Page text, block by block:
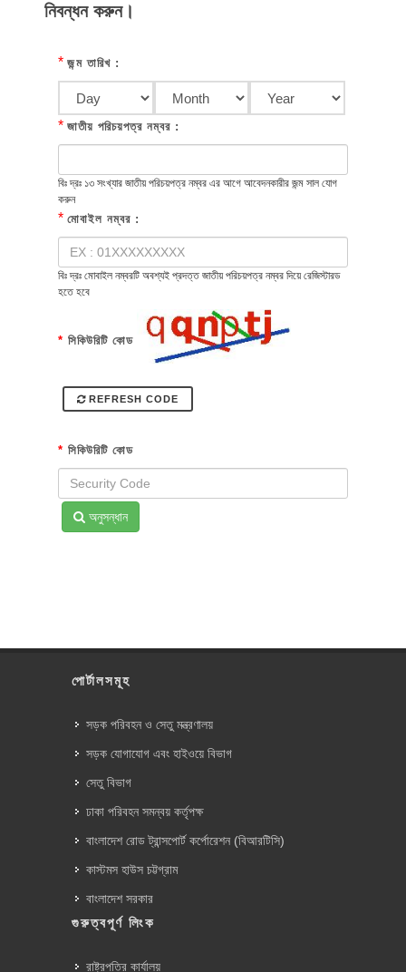
নিবন্ধন করুন।
* জন্ম তারিখ :
* জাতীয় পরিচয়পত্র নম্বর :
বিঃ দ্রঃ ১৩ সংখ্যার জাতীয় পরিচয়পত্র নম্বর এর আগে আবেদনকারীর জন্ম সাল যোগ
করুন
* মোবাইল নম্বর :
বিঃ দ্রঃ মোবাইল নম্বরটি অবশ্যই প্রদত্ত জাতীয় পরিচয়পত্র নম্বর দিয়ে রেজিস্টারড
হতে হবে
* সিকিউরিটি কোড
REFRESH CODE
* সিকিউরিটি কোড
অনুসন্ধান
পোর্টালসমূহ
সড়ক পরিবহন ও সেতু মন্ত্রণালয়
সড়ক যোগাযোগ এবং হাইওয়ে বিভাগ
সেতু বিভাগ
ঢাকা পরিবহন সমন্বয় কর্তৃপক্ষ
বাংলাদেশ রোড ট্রান্সপোর্ট কর্পোরেশন (বিআরটিসি)
কাস্টমস হাউস চট্টগ্রাম
বাংলাদেশ সরকার
গুরুত্বপূর্ণ লিংক
রাষ্ট্রপতির কার্যালয়